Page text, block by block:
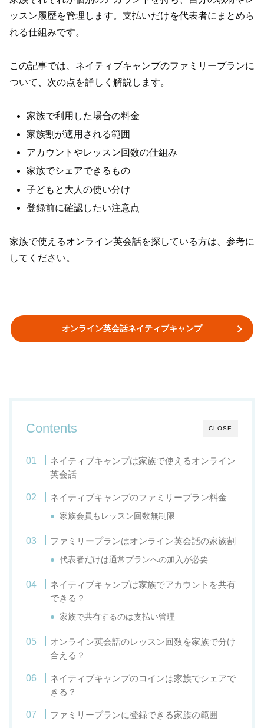
ッスン履歴を管理します。支払いだけを代表者にまとめら
れる仕組みです。
この記事では、ネイティブキャンプのファミリープランに
ついて、次の点を詳しく解説します。
家族で利用した場合の料金
家族割が適用される範囲
アカウントやレッスン回数の仕組み
家族でシェアできるもの
子どもと大人の使い分け
登録前に確認したい注意点
家族で使えるオンライン英会話を探している方は、参考に
してください。
オンライン英会話ネイティブキャンプ
CLOSE
Contents
ネイティブキャンプは家族で使えるオンライン
英会話
ネイティブキャンプのファミリープラン料金
家族会員もレッスン回数無制限
ファミリープランはオンライン英会話の家族割
代表者だけは通常プランへの加入が必要
ネイティブキャンプは家族でアカウントを共有
できる？
家族で共有するのは支払い管理
オンライン英会話のレッスン回数を家族で分け
合える？
ネイティブキャンプのコインは家族でシェアで
きる？
ファミリープランに登録できる家族の範囲